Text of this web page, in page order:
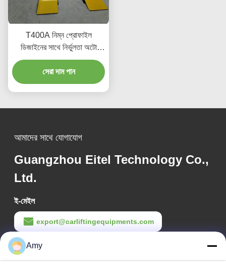
T400A নিম্ন প্রোফাইল
ডিজাইনের সাথে নির্ভুলতা অটো
সারিবদ্ধতা লিফট 380V/220V
সেরা দাম পান
আমাদের সাথে যোগাযোগ
Guangzhou Eitel Technology Co.,
Ltd.
ই-মেইল
export@carliftingequipments.com
কাজের সময়
09:00-18:00
Amy